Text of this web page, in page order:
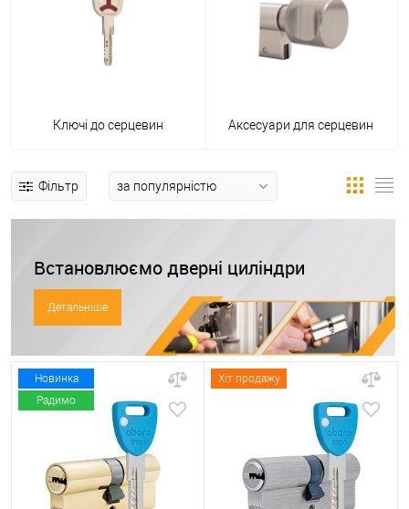
Ключі до серцевин Аксесуари для серцевин
Фільтр
Встановлюємо дверні циліндри
Детальніше
Новинка
Радимо
Хіт продажу